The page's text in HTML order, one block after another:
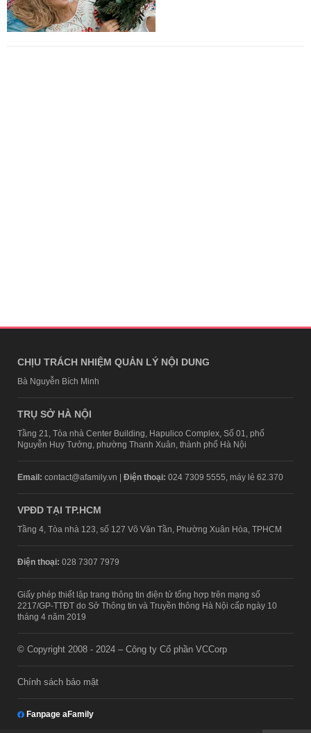
CHỊU TRÁCH NHIỆM QUẢN LÝ NỘI DUNG
Bà Nguyễn Bích Minh
TRỤ SỞ HÀ NỘI
Tầng 21, Tòa nhà Center Building, Hapulico Complex, Số 01, phố
Nguyễn Huy Tưởng, phường Thanh Xuân, thành phố Hà Nội
Email: contact@afamily.vn | Điện thoại: 024 7309 5555, máy lẻ 62.370
VPĐD TẠI TP.HCM
Tầng 4, Tòa nhà 123, số 127 Võ Văn Tần, Phường Xuân Hòa, TPHCM
Điện thoại: 028 7307 7979
Giấy phép thiết lập trang thông tin điện tử tổng hợp trên mạng số
2217/GP-TTĐT do Sở Thông tin và Truyền thông Hà Nội cấp ngày 10
tháng 4 năm 2019
© Copyright 2008 - 2024 – Công ty Cổ phần VCCorp
Chính sách bảo mật
Fanpage aFamily